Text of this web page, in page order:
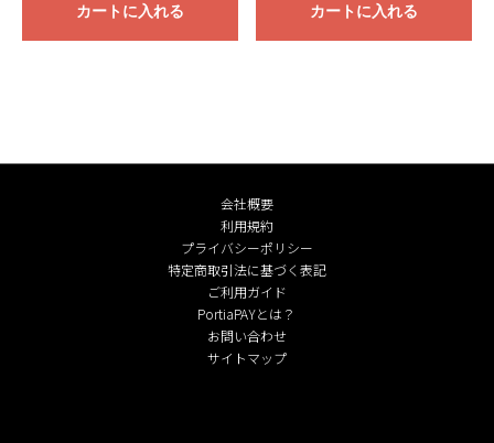
カートに入れる カートに入れる
会社概要
利用規約
プライバシーポリシー
特定商取引法に基づく表記
ご利用ガイド
PortiaPAYとは？
お問い合わせ
サイトマップ